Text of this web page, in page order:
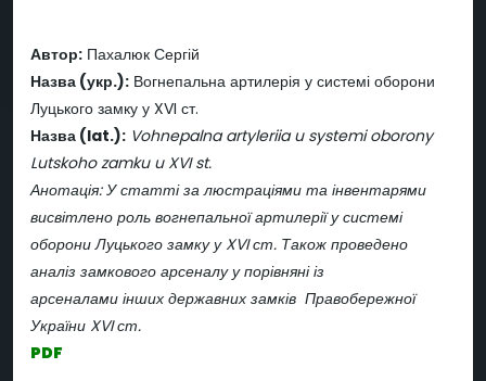
Автор: Пахалюк Сергій
Назва (укр.): Вогнепальна артилерія у системі оборони
Луцького замку у XVI ст.
Назва (lat.): Vohnepalna artyleriia u systemi oborony
Lutskoho zamku u XVI st.
Анотація: У статті за люстраціями та інвентарями
висвітлено роль вогнепальної артилерії у системі
оборони Луцького замку у XVI ст. Також проведено
аналіз замкового арсеналу у порівняні із
арсеналами інших державних замків Правобережної
України XVI ст.
PDF